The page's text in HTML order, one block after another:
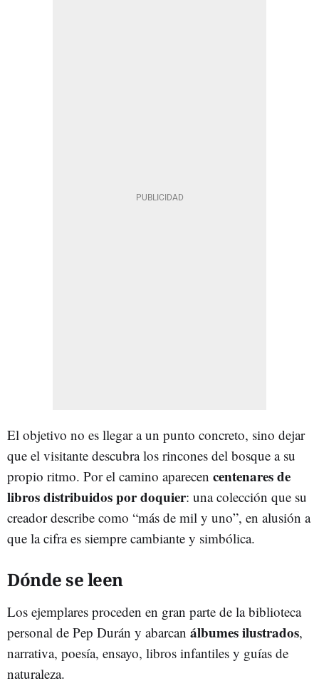
El objetivo no es llegar a un punto concreto, sino dejar
que el visitante descubra los rincones del bosque a su
propio ritmo. Por el camino aparecen centenares de
libros distribuidos por doquier: una colección que su
creador describe como “más de mil y uno”, en alusión a
que la cifra es siempre cambiante y simbólica.
Dónde se leen
Los ejemplares proceden en gran parte de la biblioteca
personal de Pep Durán y abarcan álbumes ilustrados,
narrativa, poesía, ensayo, libros infantiles y guías de
naturaleza.